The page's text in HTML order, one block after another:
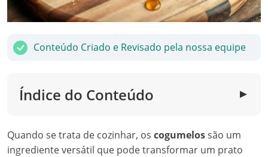
Conteúdo Criado e Revisado pela nossa equipe
Índice do Conteúdo ▼
Quando se trata de cozinhar, os cogumelossão um
ingrediente versátil que pode transformar um prato